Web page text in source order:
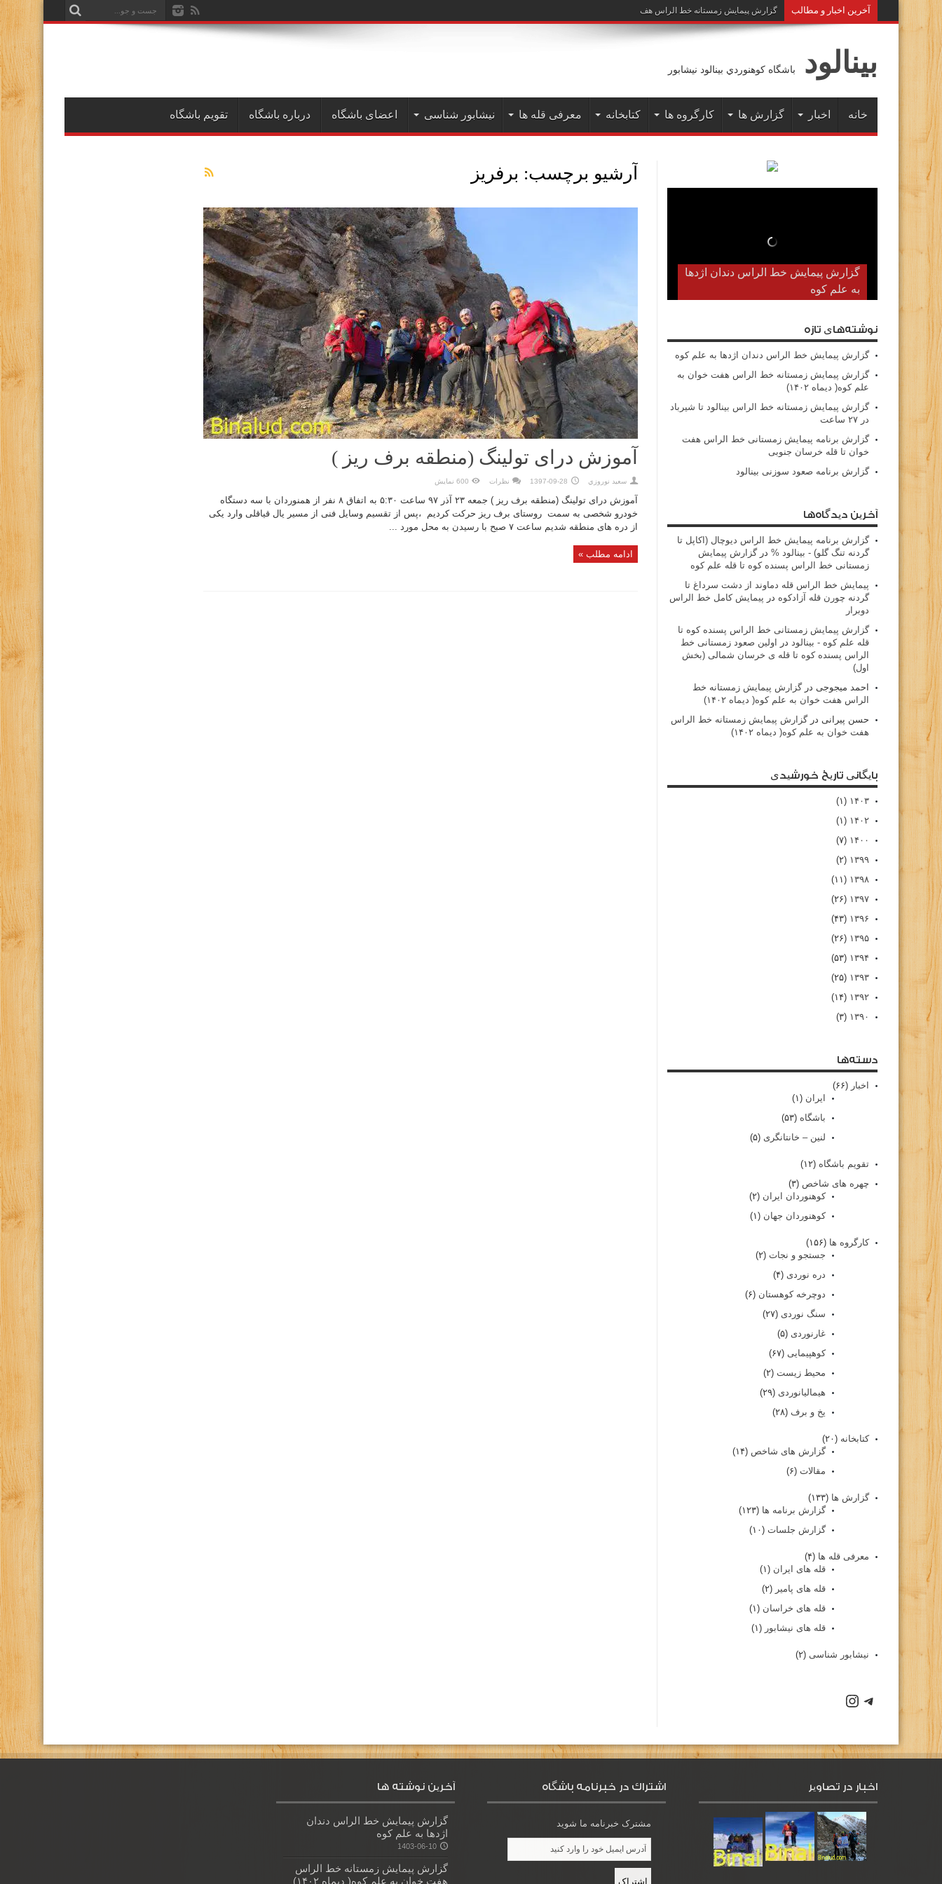
آخرين اخبار و مطالب گزارش پیمایش زمستانه خط الراس هفت خوان به علم کوه( دیماه ۱۴۰
بينالود باشگاه كوهنوردي بينالود نيشابور
خانه اخبار گزارش ها کارگروه ها کتابخانه معرفی قله ها نیشابور شناسی اعضای باشگاه درباره باشگاه تقویم باشگاه
آرشیو برچسب: برفريز
آموزش درای تولینگ (منطقه برف ریز )
سعيد نوروزي 1397-09-28 نظرات 600 نمایش
آموزش درای تولینگ (منطقه برف ریز ) جمعه ۲۳ آذر ۹۷ ساعت ۵:۳۰ به اتفاق ۸ نفر از همنوردان با سه دستگاه
خودرو شخصی به سمت روستای برف ریز حرکت کردیم ،‌پس از تقسیم وسایل فنی از مسیر یال قیاقلی وارد یکی
از دره های منطقه شدیم ساعت ۷ صبح با رسیدن به محل مورد ...
ادامه مطلب »
گزارش پیمایش خط الراس دندان اژدها
به علم کوه
نوشته‌های تازه
گزارش پیمایش خط الراس دندان اژدها به علم کوه
گزارش پیمایش زمستانه خط الراس هفت خوان به
علم کوه( دیماه ۱۴۰۲)
گزارش پیمایش زمستانه خط الراس بینالود تا شیرباد
در ۲۷ ساعت
گزارش برنامه پیمایش زمستانی خط الراس هفت
خوان تا قله خرسان جنوبی
گزارش برنامه صعود سوزنی بینالود
آخرین دیدگاه‌ها
گزارش برنامه پيمايش خط الراس ديوچال (اكاپل تا
گردنه تنگ گلو) - بينالود % درگزارش پیمایش
زمستانی خط الراس پسنده کوه تا قله علم کوه
پيمايش خط الراس قله دماوند از دشت سرداغ تا
گردنه چورن قله آزادكوه در پیمایش کامل خط الراس
دوبرار
گزارش پیمایش زمستانی خط الراس پسنده کوه تا
قله علم کوه - بينالود در
اولین صعود زمستانی خط
الراس پسنده کوه تا قله ی خرسان شمالی (بخش
اول)
احمد میجوجی درگزارش پیمایش زمستانه خط
الراس هفت خوان به علم کوه( دیماه ۱۴۰۲)
حسن پیرانی درگزارش پیمایش زمستانه خط الراس
هفت خوان به علم کوه( دیماه ۱۴۰۲)
بایگانی تاریخ خورشیدی
۱۴۰۳ (۱)
۱۴۰۲ (۱)
۱۴۰۰ (۷)
۱۳۹۹ (۲)
۱۳۹۸ (۱۱)
۱۳۹۷ (۲۶)
۱۳۹۶ (۴۳)
۱۳۹۵ (۲۶)
۱۳۹۴ (۵۳)
۱۳۹۳ (۲۵)
۱۳۹۲ (۱۴)
۱۳۹۰ (۳)
دسته‌ها
اخبار (۶۶)
ایران (۱)
باشگاه (۵۳)
لنین – خانتانگری (۵)
تقویم باشگاه (۱۲)
چهره های شاخص (۳)
کوهنوردان ایران (۲)
کوهنوردان جهان (۱)
کارگروه ها (۱۵۶)
جستجو و نجات (۲)
دره نوردی (۴)
دوچرخه کوهستان (۶)
سنگ نوردی (۲۷)
غارنوردی (۵)
کوهپیمایی (۶۷)
محیط زیست (۲)
هیمالیانوردی (۲۹)
یخ و برف (۲۸)
کتابخانه (۲۰)
گزارش های شاخص (۱۴)
مقالات (۶)
گزارش ها (۱۳۳)
گزارش برنامه ها (۱۲۳)
گزارش جلسات (۱۰)
معرفی قله ها (۴)
قله های ایران (۱)
قله های پامیر (۲)
قله های خراسان (۱)
قله های نیشابور (۱)
نیشابور شناسی (۲)
اخبار در تصاویر اشتراك در خبرنامه باشگاه
مشترک خبرنامه ما شوید
آخرین نوشته ها
گزارش پیمایش خط الراس دندان
اژدها به علم کوه
1403-06-10
گزارش پیمایش زمستانه خط الراس
هفت خوان به علم کوه( دیماه ۱۴۰۲)